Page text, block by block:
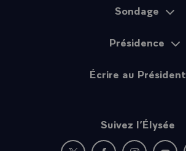
Sondage
Présidence
Écrire au Président
Suivez l’Élysée